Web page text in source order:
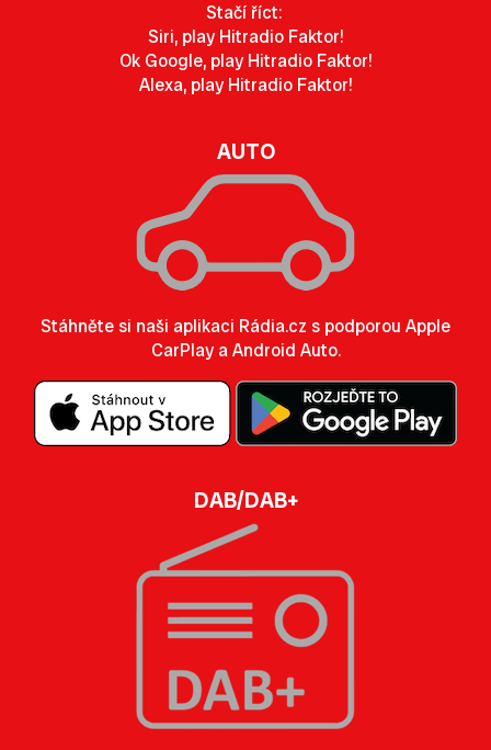
Stačí říct:
Siri, play Hitradio Faktor!
Ok Google, play Hitradio Faktor!
Alexa, play Hitradio Faktor!
AUTO
Stáhněte si naši aplikaci Rádia.cz s podporou Apple
CarPlay a Android Auto.
DAB/DAB+